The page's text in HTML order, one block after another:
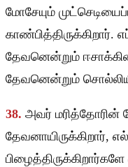
மோசேயும்
காண்பித்திருக்கிறார்.
தேவனென்றும்
தேவனென்றும்
38. அவர் மரித்தோரின்
தேவனாயிருக்கிறார்,